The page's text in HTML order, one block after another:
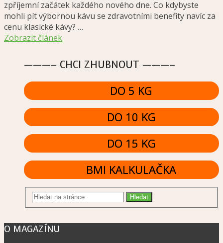
zpříjemní začátek každého nového dne. Co kdybyste
mohli pít výbornou kávu se zdravotními benefity navíc za
cenu klasické kávy? …
Zobrazit článek
———– CHCI ZHUBNOUT ———–
DO 5 KG
DO 10 KG
DO 15 KG
BMI KALKULAČKA
O MAGAZÍNU